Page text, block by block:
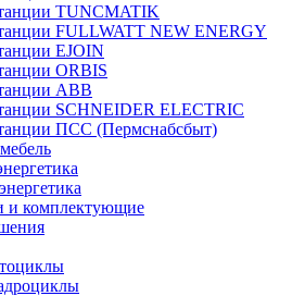
TUNCMATIK
FULLWATT NEW ENERGY
EJOIN
ORBIS
ABB
SCHNEIDER ELECTRIC
ПСС (Пермснабсбыт)
и комплектующие